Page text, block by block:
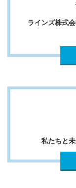
ラインズ株式
私たちと